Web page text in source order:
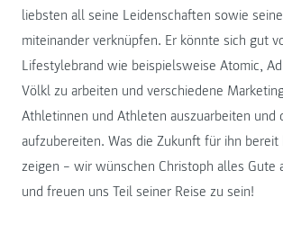
liebsten all seine Leidenschaften sowie
miteinander verknüpfen. Er könnte sich gut
Lifestylebrand wie beispielsweise Atomic,
Völkl zu arbeiten und verschiedene
Athletinnen und Athleten auszuarbeiten und
aufzubereiten. Was die Zukunft für ihn
zeigen – wir wünschen Christoph alles Gute
und freuen uns Teil seiner Reise zu sein!